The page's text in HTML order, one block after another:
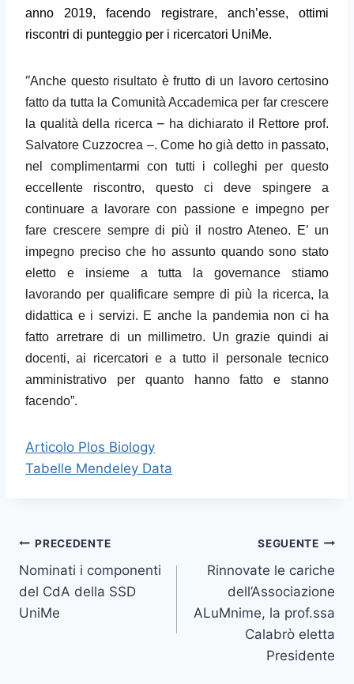
anno 2019, facendo registrare, anch’esse, ottimi
riscontri di punteggio per i ricercatori UniMe.
“Anche questo risultato è frutto di un lavoro certosino
fatto da tutta la Comunità Accademica per far crescere
la qualità della ricerca – ha dichiarato il Rettore prof.
Salvatore Cuzzocrea –. Come ho già detto in passato,
nel complimentarmi con tutti i colleghi per questo
eccellente riscontro, questo ci deve spingere a
continuare a lavorare con passione e impegno per
fare crescere sempre di più il nostro Ateneo. E’ un
impegno preciso che ho assunto quando sono stato
eletto e insieme a tutta la governance stiamo
lavorando per qualificare sempre di più la ricerca, la
didattica e i servizi. E anche la pandemia non ci ha
fatto arretrare di un millimetro. Un grazie quindi ai
docenti, ai ricercatori e a tutto il personale tecnico
amministrativo per quanto hanno fatto e stanno
facendo”.
Articolo Plos Biology
Tabelle Mendeley Data
Navigazione
articoli
PRECEDENTE
Nominati i componenti
del CdA della SSD
UniMe
SEGUENTE
Rinnovate le cariche
dell’Associazione
ALuMnime, la prof.ssa
Calabrò eletta
Presidente